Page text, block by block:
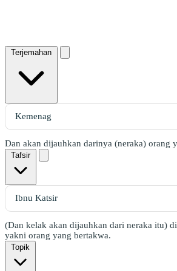
Terjemahan
Dan akan dijauhkan darinya (neraka) orang
Tafsir
(Dan kelak akan dijauhkan dari neraka itu)
yakni orang yang bertakwa.
Topik